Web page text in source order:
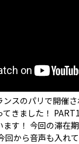
スのパリで開催
きました！
す！ 今回の滞在
回から音声も入れ